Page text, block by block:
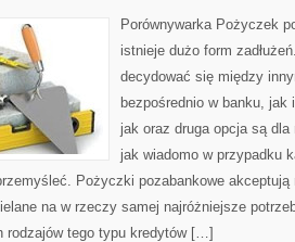
Porównywarka Pożyczek
istnieje dużo form
decydować się między
bezpośrednio w banku,
jak oraz druga opcja są dla
jak wiadomo w przypadku
Pożyczki pozabankowe akceptują
na w rzeczy samej najróżniejsze
rodzajów tego typu kredytów […]